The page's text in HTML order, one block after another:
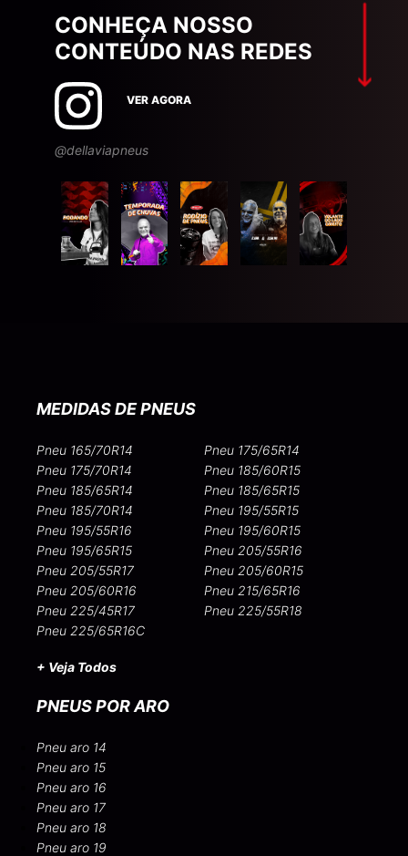
CONHEÇA NOSSO
CONTEÚDO NAS REDES
VER AGORA
@dellaviapneus
MEDIDAS DE PNEUS
Pneu 165/70R14
Pneu 175/65R14
Pneu 175/70R14
Pneu 185/60R15
Pneu 185/65R14
Pneu 185/65R15
Pneu 185/70R14
Pneu 195/55R15
Pneu 195/55R16
Pneu 195/60R15
Pneu 195/65R15
Pneu 205/55R16
Pneu 205/55R17
Pneu 205/60R15
Pneu 205/60R16
Pneu 215/65R16
Pneu 225/45R17
Pneu 225/55R18
Pneu 225/65R16C
+ Veja Todos
PNEUS POR ARO
Pneu aro 14
Pneu aro 15
Pneu aro 16
Pneu aro 17
Pneu aro 18
Pneu aro 19